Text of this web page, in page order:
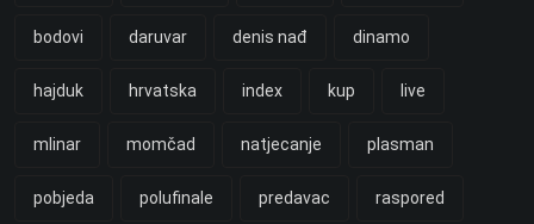
bodovi daruvar denis nađ dinamo
hajduk hrvatska index kup live
mlinar momčad natjecanje plasman
pobjeda polufinale predavac raspored